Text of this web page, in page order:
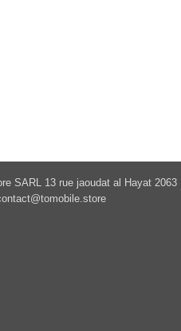
SARL 13 rue jaoudat al Hayat